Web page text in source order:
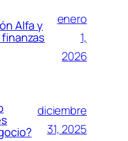
Alfa y
enero
1,
2026
diciembre
31, 2025